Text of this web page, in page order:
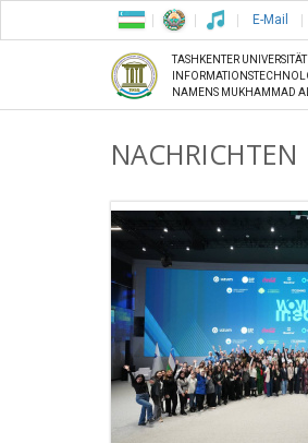
E-Mail
TASHKENTER
NAMENS MUKHAMMAD
NACHRICHTEN